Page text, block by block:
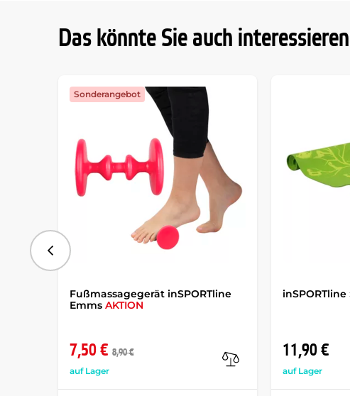
Das könnte Sie auch
Fußmassagegerät inSPORTline
Emms AKTION
7,50 € 8,90 €
auf Lager
Sonderangebot
11,90 €
auf Lager
vorhergehend